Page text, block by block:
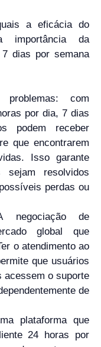
a eficácia do
importância da
dias por semana
problemas: com
por dia, 7 dias
podem receber
que encontrarem
Isso garante
sejam resolvidos
perdas ou
negociação de
global que
o atendimento ao
que usuários
acessem o suporte
de
plataforma que
24 horas por